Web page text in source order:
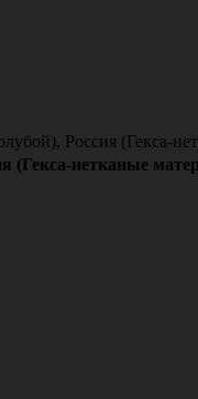
Россия (Гекса-
(Гекса-нетканые